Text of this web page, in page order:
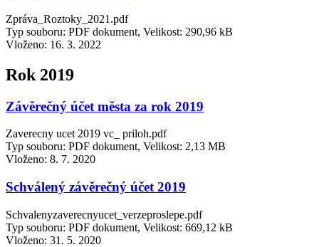
Zpráva_Roztoky_2021.pdf
Typ souboru: PDF dokument, Velikost: 290,96 kB
Vloženo: 16. 3. 2022
Rok 2019
Závěrečný účet města za rok 2019
Zaverecny ucet 2019 vc_ priloh.pdf
Typ souboru: PDF dokument, Velikost: 2,13 MB
Vloženo: 8. 7. 2020
Schválený závěrečný účet 2019
Schvalenyzaverecnyucet_verzeproslepe.pdf
Typ souboru: PDF dokument, Velikost: 669,12 kB
Vloženo: 31. 5. 2020